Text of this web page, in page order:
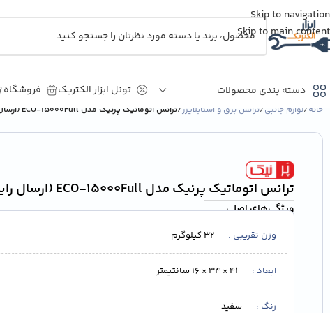
Skip to navigation
Skip to main content
دسته بندی محصولات
PLC
کارت های توسعه و ارتباط
کارت های حافظه جانبی و
منبع تغذیه
تونل ابزار الکتریک فروشگاه
خانه/لوازم جانبی/ترانس برق و استابلایزر/ترانس اتوماتیک پرنیک مدل ECO-15000Full (ارسال رایگان)
ترانس اتوماتیک پرنیک مدل ECO-15000Full (ارسال رایگان)
ویژگی‌های اصلی
وزن تقریبی 32 کیلوگرم
ابعاد 41 × 34 × 16 سانتیمتر
رنگ سفید